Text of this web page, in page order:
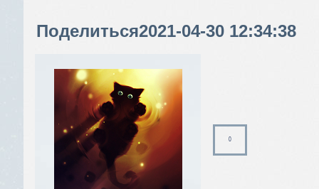
Поделиться2021-04-30 12:34:38
0